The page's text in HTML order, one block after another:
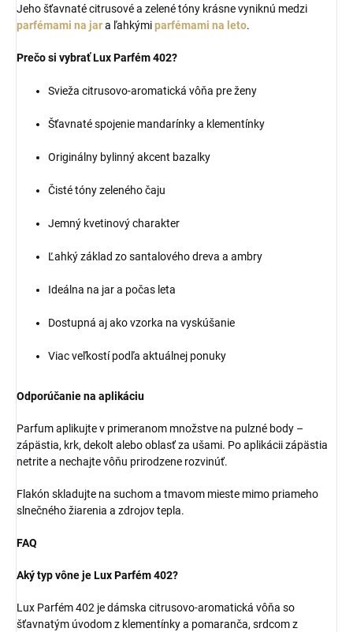
Jeho šťavnaté citrusové a zelené tóny krásne vyniknú medzi
parfémami na jara ľahkýmiparfémami na leto.
Prečo si vybrať Lux Parfém 402?
Svieža citrusovo-aromatická vôňa pre ženy
Šťavnaté spojenie mandarínky a klementínky
Originálny bylinný akcent bazalky
Čisté tóny zeleného čaju
Jemný kvetinový charakter
Ľahký základ zo santalového dreva a ambry
Ideálna na jar a počas leta
Dostupná aj ako vzorka na vyskúšanie
Viac veľkostí podľa aktuálnej ponuky
Odporúčanie na aplikáciu
Parfum aplikujte v primeranom množstve na pulzné body –
zápästia, krk, dekolt alebo oblasť za ušami. Po aplikácii zápästia
netrite a nechajte vôňu prirodzene rozvinúť.
Flakón skladujte na suchom a tmavom mieste mimo priameho
slnečného žiarenia a zdrojov tepla.
FAQ
Aký typ vône je Lux Parfém 402?
Lux Parfém 402 je dámska citrusovo-aromatická vôňa so
šťavnatým úvodom z klementínky a pomaranča, srdcom z